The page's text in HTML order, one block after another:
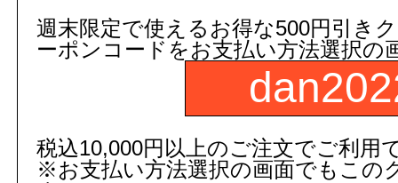
c 2015 dandorie.com All
週末限定で使えるお得な500円引き
ーポンコードをお支払い方法選択の
税込10,000円以上のご注文でご利用
※お支払い方法選択の画面でもこの